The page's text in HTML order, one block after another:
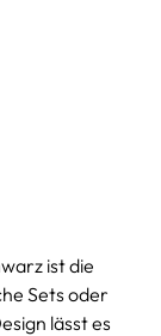
ist die
Sets oder
lässt es